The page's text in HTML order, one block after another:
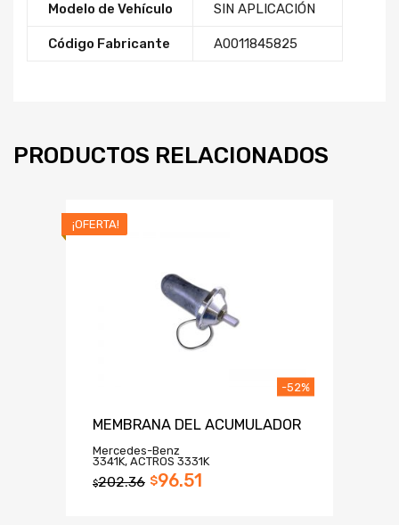
Modelo de Vehículo SIN APLICACIÓN
Código Fabricante A0011845825
PRODUCTOS RELACIONADOS
¡OFERTA!
MEMBRANA DEL ACUMULADOR
Mercedes-Benz
3341K, ACTROS 3331K
$202.36 $96.51
-52%